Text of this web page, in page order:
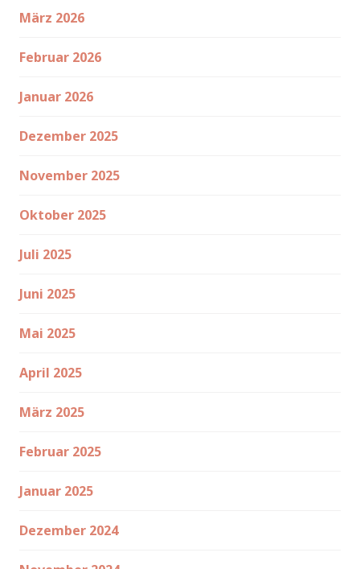
März 2026
Februar 2026
Januar 2026
Dezember 2025
November 2025
Oktober 2025
Juli 2025
Juni 2025
Mai 2025
April 2025
März 2025
Februar 2025
Januar 2025
Dezember 2024